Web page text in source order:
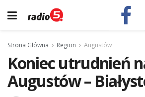
Strona Główna Region Augustów
Koniec utrudnień
Augustów –